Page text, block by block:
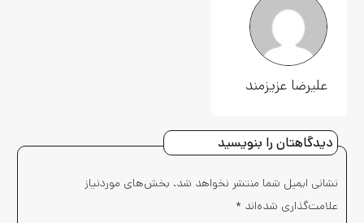
علیرضا عزیزمند
دیدگاهتان را بنویسید
نشانی ایمیل شما منتشر نخواهد شد. بخش‌های موردنیاز
علامت‌گذاری شده‌اند *